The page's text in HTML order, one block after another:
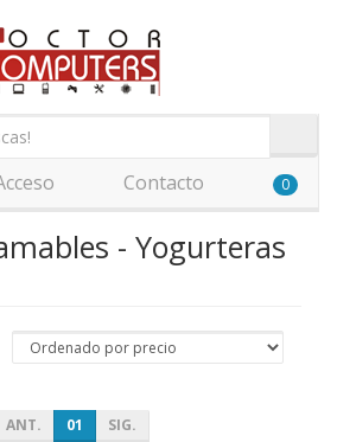
Contacto 0
- Yogurteras
ANT. 01 SIG.